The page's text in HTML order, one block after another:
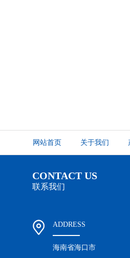
网站首页 关于我们
CONTACT US
联系我们
ADDRESS
海南省海口市